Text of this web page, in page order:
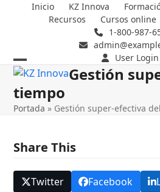
Inicio KZ Innova
Recursos
Cursos online
1-800-987-
User Login
Open
mobile
menu
Close
mobile
menu
Gestión
tiempo
Portada » Gestión super-efectiva
Share This
Twitter Facebook